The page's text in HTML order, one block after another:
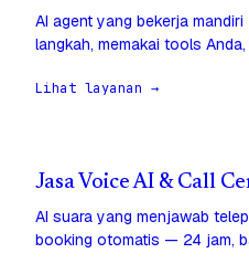
AI agent yang bekerja
langkah, memakai tools
Lihat layanan →
Jasa Voice AI & Call
AI suara yang menjawab
booking otomatis — 24 jam,